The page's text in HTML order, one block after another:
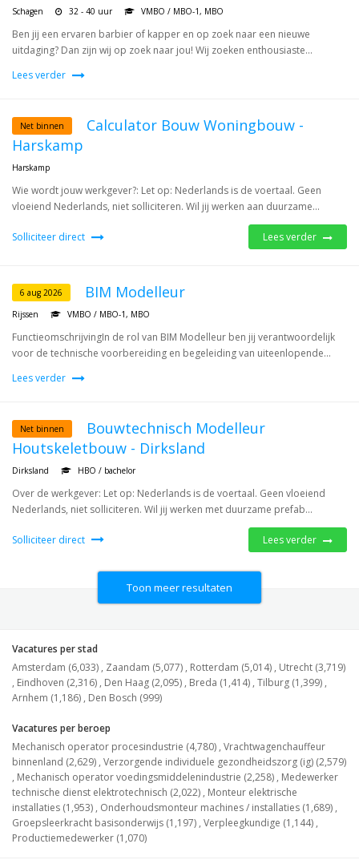
Schagen 32 - 40 uur VMBO / MBO-1, MBO
Ben jij een ervaren barbier of kapper en op zoek naar een nieuwe
uitdaging? Dan zijn wij op zoek naar jou! Wij zoeken enthousiaste...
Lees verder
Net binnen
Calculator Bouw Woningbouw -
Harskamp
Harskamp
Wie wordt jouw werkgever?: Let op: Nederlands is de voertaal. Geen
vloeiend Nederlands, niet solliciteren. Wil jij werken aan duurzame...
Solliciteer direct Lees verder
6 aug 2026 BIM Modelleur
Rijssen VMBO / MBO-1, MBO
FunctieomschrijvingIn de rol van BIM Modelleur ben jij verantwoordelijk
voor de technische voorbereiding en begeleiding van uiteenlopende...
Lees verder
Net binnen
Bouwtechnisch Modelleur
Houtskeletbouw - Dirksland
Dirksland HBO / bachelor
Over de werkgever: Let op: Nederlands is de voertaal. Geen vloeiend
Nederlands, niet solliciteren. Wil jij werken met duurzame prefab...
Solliciteer direct Lees verder
Toon meer resultaten
Vacatures per stad
Amsterdam (6,033) , Zaandam (5,077) , Rotterdam (5,014) , Utrecht (3,719)
, Eindhoven (2,316) , Den Haag (2,095) , Breda (1,414) , Tilburg (1,399) ,
Arnhem (1,186) , Den Bosch (999)
Vacatures per beroep
Mechanisch operator procesindustrie (4,780) , Vrachtwagenchauffeur
binnenland (2,629) , Verzorgende individuele gezondheidszorg (ig) (2,579)
, Mechanisch operator voedingsmiddelenindustrie (2,258) , Medewerker
technische dienst elektrotechnisch (2,022) , Monteur elektrische
installaties (1,953) , Onderhoudsmonteur machines / installaties (1,689) ,
Groepsleerkracht basisonderwijs (1,197) , Verpleegkundige (1,144) ,
Productiemedewerker (1,070)